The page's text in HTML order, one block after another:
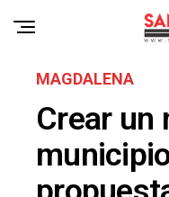
MAGDALENA
Crear un